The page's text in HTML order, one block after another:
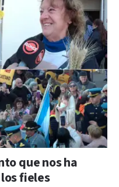
que nos ha
fieles